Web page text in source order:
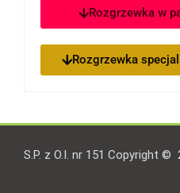
Rozgrzewka w
Rozgrzewka
S.P. z O.I. nr 151 Copyright ©